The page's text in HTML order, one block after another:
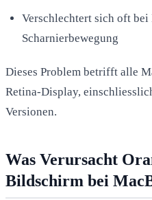
Verschlechtert sich oft
Scharnierbewegung
Dieses Problem betrifft alle
Retina-Display,
Versionen.
Was Verursacht
Bildschirm bei